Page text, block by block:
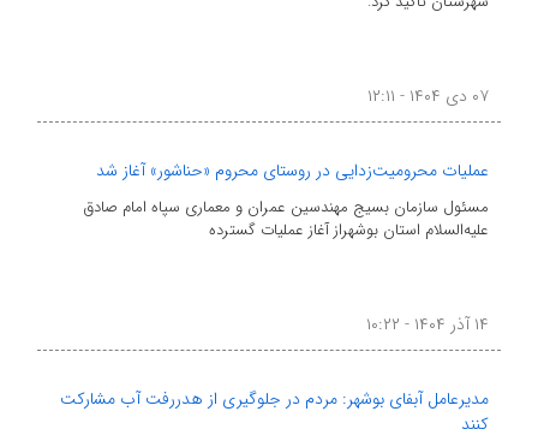
۰۷ دی ۱۴۰۴ - ۱۲:۱۱
عملیات محرومیت‌زدایی در روستای محروم «حناشور» آغاز شد
مسئول سازمان بسیج مهندسین عمران و معماری سپاه امام صادق
علیه‌السلام استان بوشهراز آغاز عملیات گسترده
۱۴ آذر ۱۴۰۴ - ۱۰:۲۲
مدیرعامل آبفای بوشهر: مردم در جلوگیری از هدررفت آب مشارکت
کنند